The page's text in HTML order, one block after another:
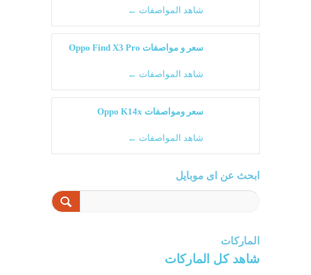
شاهد المواصفات ←
سعر و مواصفات Oppo Find X3 Pro
شاهد المواصفات ←
سعر ومواصفات Oppo K14x
شاهد المواصفات ←
ابحث عن اى موبايل
الماركات
شاهد كل الماركات